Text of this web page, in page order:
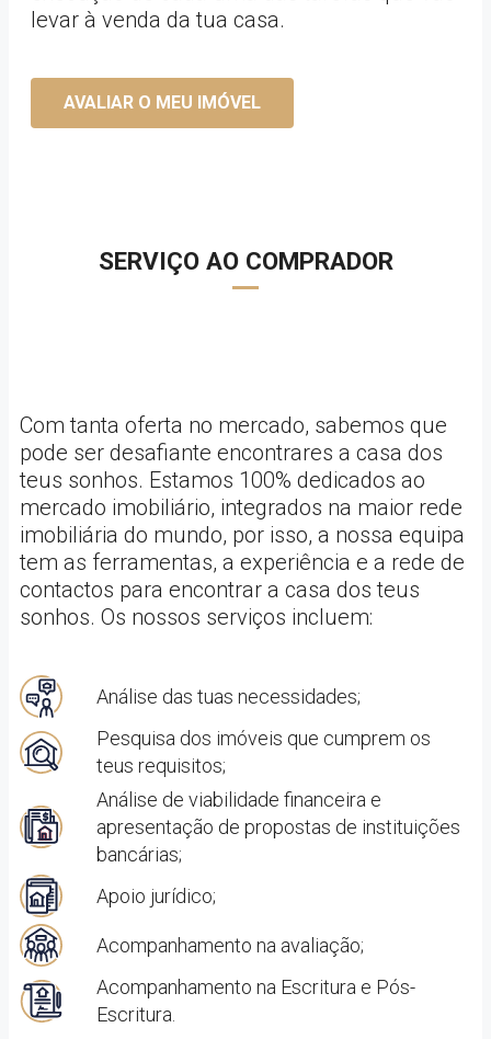
levar à venda da tua casa.
AVALIAR O MEU IMÓVEL
SERVIÇO AO COMPRADOR
Com tanta oferta no mercado, sabemos que
pode ser desafiante encontrares a casa dos
teus sonhos. Estamos 100% dedicados ao
mercado imobiliário, integrados na maior rede
imobiliária do mundo, por isso, a nossa equipa
tem as ferramentas, a experiência e a rede de
contactos para encontrar a casa dos teus
sonhos. Os nossos serviços incluem:
Análise das tuas necessidades;
Pesquisa dos imóveis que cumprem os
teus requisitos;
Análise de viabilidade financeira e
apresentação de propostas de instituições
bancárias;
Apoio jurídico;
Acompanhamento na avaliação;
Acompanhamento na Escritura e Pós-
Escritura.